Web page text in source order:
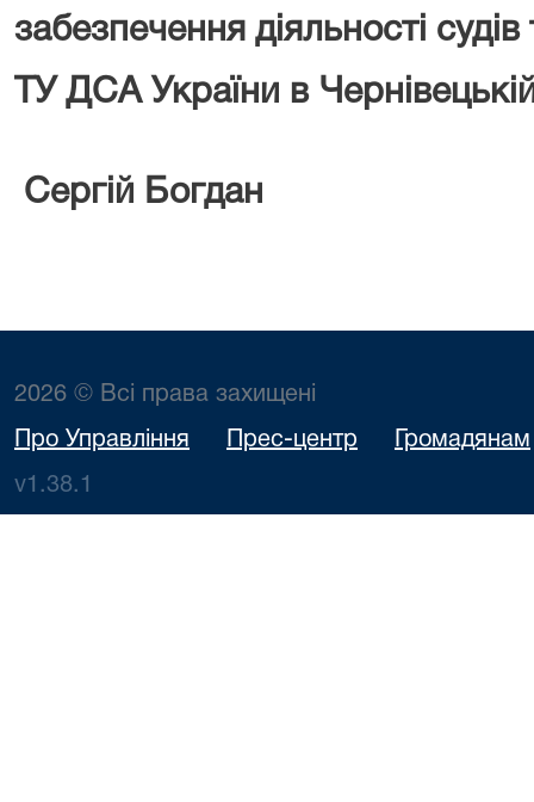
забезпечення діяльності
ТУ ДСА України в
Сергій Богдан
2026 © Всі права захищені
Про Управління Прес-центр Громадянам
v1.38.1